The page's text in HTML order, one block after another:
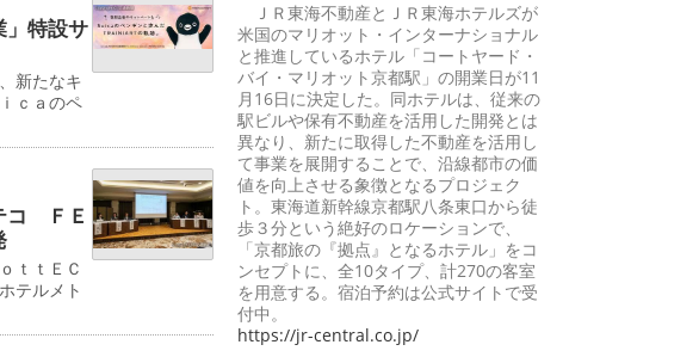
特設サ
新たなキ
ｃａのペ
コ ＦＥ
ｔｔＥＣ
テルメト
ＪＲ東海不動産とＪＲ東海ホテルズが
米国のマリオット・インターナショナル
と推進しているホテル「コートヤード・
バイ・マリオット京都駅」の開業日が11
月16日に決定した。同ホテルは、従来の
駅ビルや保有不動産を活用した開発とは
異なり、新たに取得した不動産を活用し
て事業を展開することで、沿線都市の価
値を向上させる象徴となるプロジェク
ト。東海道新幹線京都駅八条東口から徒
歩３分という絶好のロケーションで、
「京都旅の『拠点』となるホテル」をコ
ンセプトに、全10タイプ、計270の客室
を用意する。宿泊予約は公式サイトで受
付中。
https://jr-central.co.jp/